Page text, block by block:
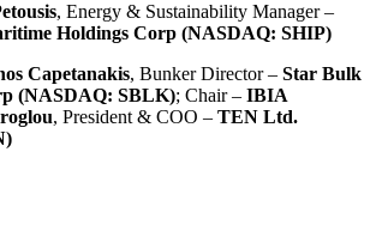
, Energy & Sustainability Manager –
Holdings Corp (NASDAQ: SHIP)
Capetanakis, Bunker Director – Star Bulk
(NASDAQ: SBLK); Chair – IBIA
, President & COO – TEN Ltd.